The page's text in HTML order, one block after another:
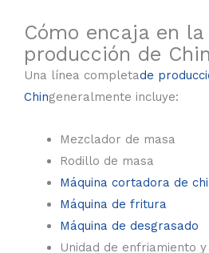
Cómo encaja en
producción de
Una línea completade
Chingeneralmente incluye:
Mezclador de masa
Rodillo de masa
Máquina cortadora de
Máquina de fritura
Máquina de desgrasado
Unidad de enfriamiento